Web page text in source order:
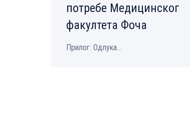
потребе Медицинског
факултета Фоча
Прилог: Одлука...